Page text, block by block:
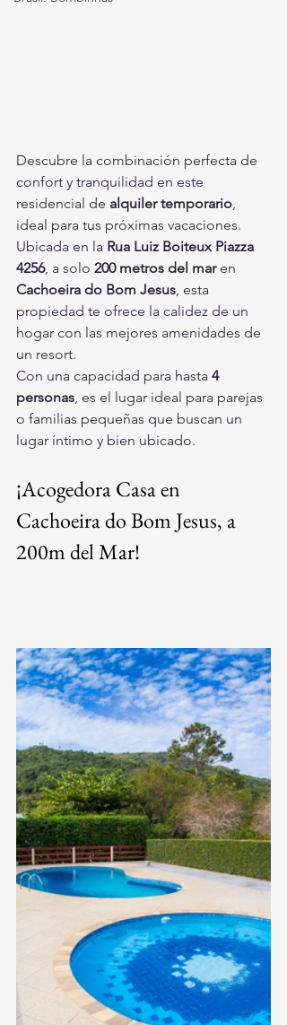
Descubre la combinación perfecta de
confort y tranquilidad en este
residencial de alquiler temporario,
ideal para tus próximas vacaciones.
Ubicada en la Rua Luiz Boiteux Piazza
4256, a solo 200 metros del mar en
Cachoeira do Bom Jesus, esta
propiedad te ofrece la calidez de un
hogar con las mejores amenidades de
un resort.
Con una capacidad para hasta 4
personas, es el lugar ideal para parejas
o familias pequeñas que buscan un
lugar íntimo y bien ubicado.
¡Acogedora Casa en
Cachoeira do Bom Jesus, a
200m del Mar!